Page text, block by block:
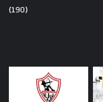
(190)